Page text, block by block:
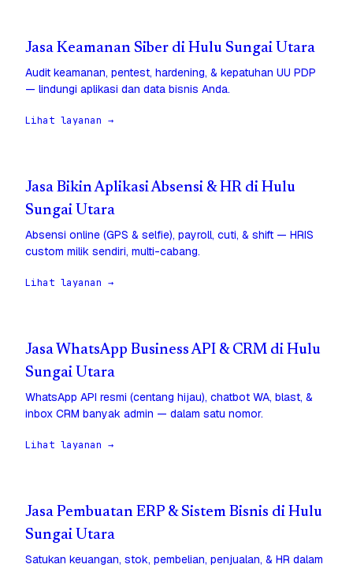
Jasa Keamanan Siber di Hulu Sungai Utara
Audit keamanan, pentest, hardening, & kepatuhan UU PDP
— lindungi aplikasi dan data bisnis Anda.
Lihat layanan →
Jasa Bikin Aplikasi Absensi & HR di Hulu
Sungai Utara
Absensi online (GPS & selfie), payroll, cuti, & shift — HRIS
custom milik sendiri, multi-cabang.
Lihat layanan →
Jasa WhatsApp Business API & CRM di Hulu
Sungai Utara
WhatsApp API resmi (centang hijau), chatbot WA, blast, &
inbox CRM banyak admin — dalam satu nomor.
Lihat layanan →
Jasa Pembuatan ERP & Sistem Bisnis di Hulu
Sungai Utara
Satukan keuangan, stok, pembelian, penjualan, & HR dalam